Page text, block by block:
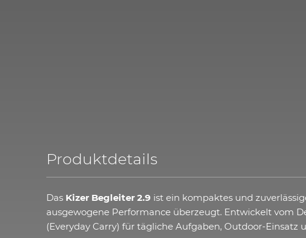
Produktdetails
Das Kizer Begleiter 2.9 ist ein kompaktes und
ausgewogene Performance überzeugt. Entwickelt vom
(Everyday Carry) für tägliche Aufgaben, Outdoor-Einsatz